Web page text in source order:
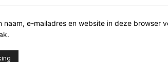
naam, e-mailadres en website in deze browser